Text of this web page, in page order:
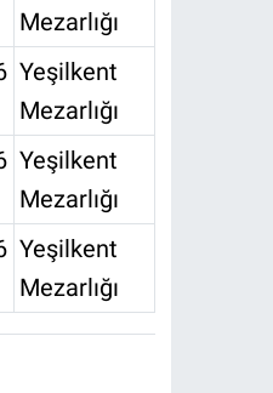
Mezarlığı
Yeşilkent
Mezarlığı
Yeşilkent
Mezarlığı
Yeşilkent
Mezarlığı